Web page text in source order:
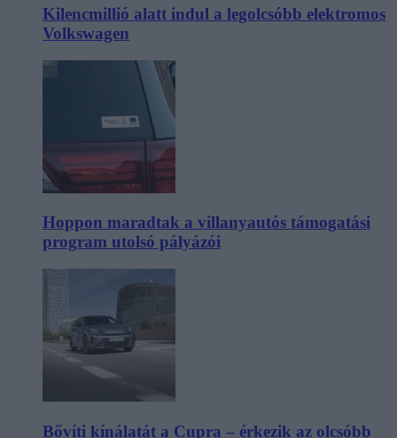
Kilencmillió alatt indul a legolcsóbb elektromos
Volkswagen
Hoppon maradtak a villanyautós támogatási
program utolsó pályázói
Bővíti kínálatát a Cupra – érkezik az olcsóbb